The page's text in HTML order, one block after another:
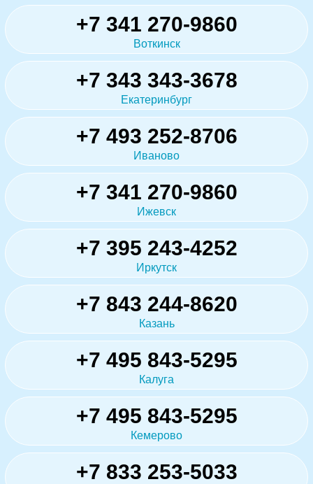
+7 341 270-9860
Воткинск
+7 343 343-3678
Екатеринбург
+7 493 252-8706
Иваново
+7 341 270-9860
Ижевск
+7 395 243-4252
Иркутск
+7 843 244-8620
Казань
+7 495 843-5295
Калуга
+7 495 843-5295
Кемерово
+7 833 253-5033